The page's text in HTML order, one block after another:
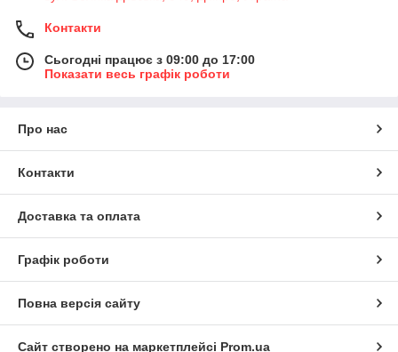
Контакти
Сьогодні працює з 09:00 до 17:00
Показати весь графік роботи
Про нас
Контакти
Доставка та оплата
Графік роботи
Повна версія сайту
Сайт створено на маркетплейсі Prom.ua